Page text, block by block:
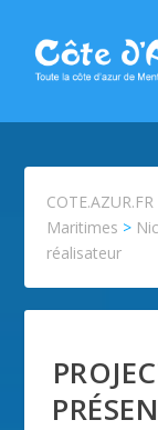
COTE.AZUR.FR
Maritimes >
réalisateur